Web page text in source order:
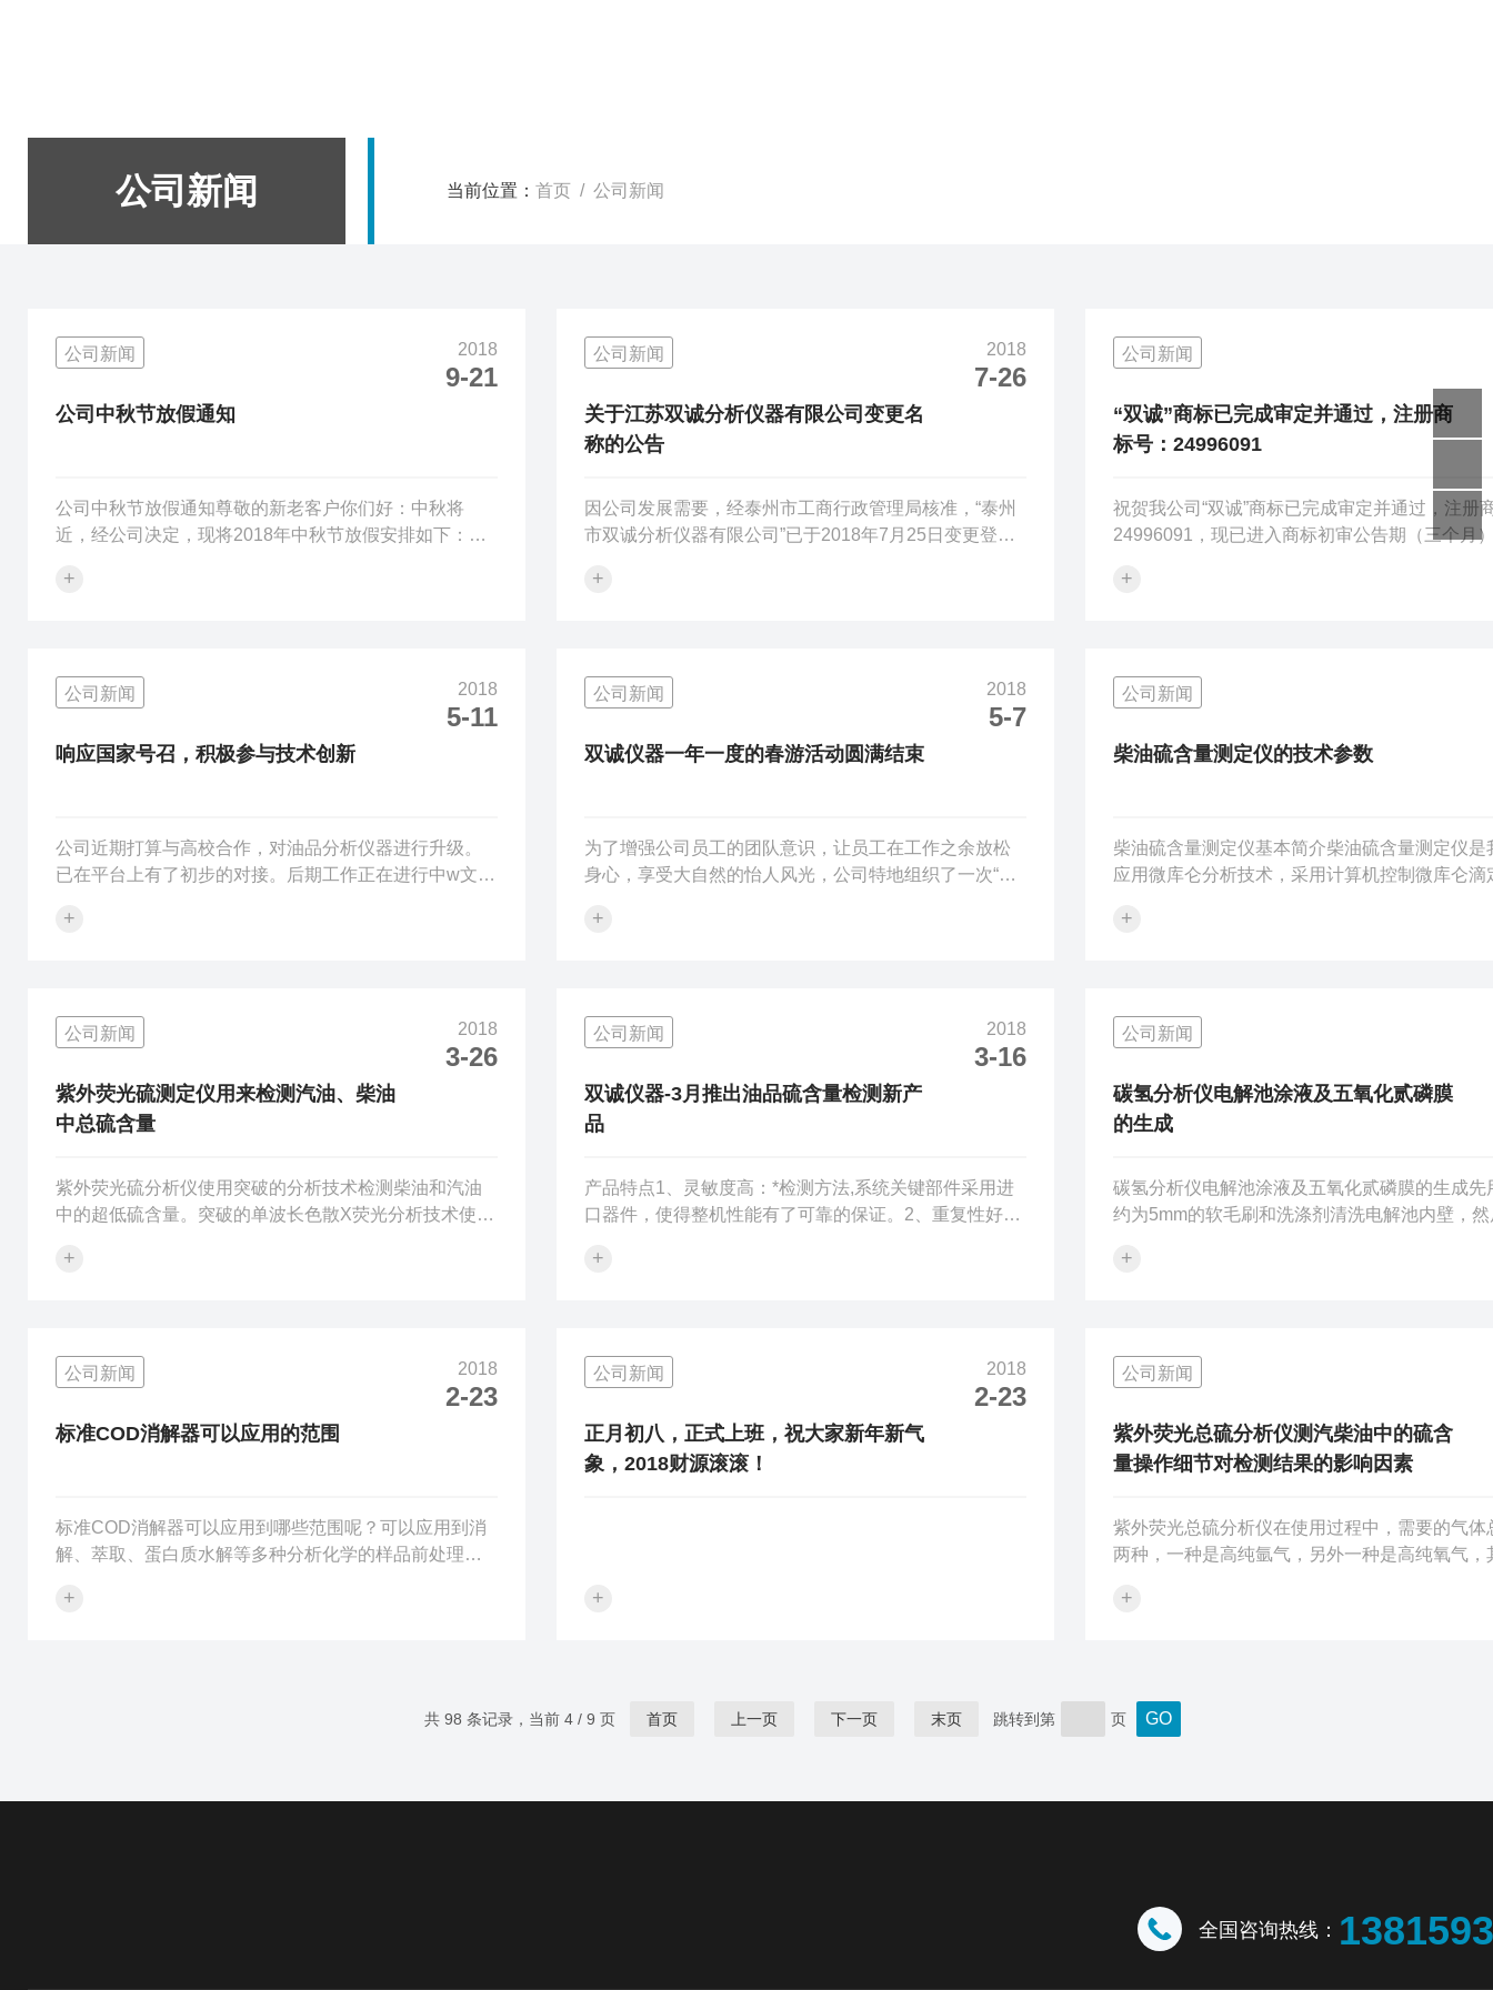
公司新闻 当前位置： 首页 / 公司新闻
公司新闻 2018
9-21
公司中秋节放假通知
公司中秋节放假通知尊敬的新老客户你们好：中秋将
近，经公司决定，现将2018年中秋节放假安排如下：
间，正常发货，公司有安排值班人员。提前祝大家中秋
+
公司新闻 2018
7-26
关于江苏双诚分析仪器有限公司变更名
称的公告
因公司发展需要，经泰州市工商行政管理局核准，“泰州
市双诚分析仪器有限公司”已于2018年7月25日变更登记
110.2万元增资为1080万元。公司名称变更后，公司业务
+
公司新闻
“双诚”商标已完成审定并通过，注册商
标号：24996091
祝贺我公司“双诚”商标已完成审定并通过，注册
24996091，现已进入商标初审公告期（三个月
产权它代表了企业的形象和声誉，也是企业的无
+
公司新闻 2018
5-11
响应国家号召，积极参与技术创新
公司近期打算与高校合作，对油品分析仪器进行升级。
已在平台上有了初步的对接。后期工作正在进行中w文章
+
公司新闻 2018
5-7
双诚仪器一年一度的春游活动圆满结束
为了增强公司员工的团队意识，让员工在工作之余放松
身心，享受大自然的怡人风光，公司特地组织了一次“厦
活，增强了部门之间的沟通协作，更让双诚仪器这个大
+
公司新闻
柴油硫含量测定仪的技术参数
柴油硫含量测定仪基本简介柴油硫含量测定仪是
应用微库仑分析技术，采用计算机控制微库仑滴
特点，可用于石油化工产品中微量硫、氯含量的
中，操作条件﹑分析参数和分析结果均在显示器
便日后调用、存档。柴油硫含量测定仪工作原理
+
公司新闻 2018
3-26
紫外荧光硫测定仪用来检测汽油、柴油
中总硫含量
紫外荧光硫分析仪使用突破的分析技术检测柴油和汽油
中的超低硫含量。突破的单波长色散X荧光分析技术使
柴油调和、汽油加氢、柴油加氢、汽油吸附脱硫等装置
度高：采用紫外荧光法测定总硫含量，提高了抗杂质干
扰的能力，避免了电量法对滴定池的繁锁操作和因此带
来的不稳定因素，使得仪...
+
公司新闻 2018
3-16
双诚仪器-3月推出油品硫含量检测新产
品
产品特点1、灵敏度高：*检测方法,系统关键部件采用进
口器件，使得整机性能有了可靠的保证。2、重复性好：
宽，紫外灯性能稳定，标准曲线可长期使用。4、线性范
动监测功能：自动监测温度、气体流量、气体压力、
PMT高压等，及时提示操作者排除故障，便于仪器的远
程维护，降低仪器的故障率，确保...
+
公司新闻
碳氢分析仪电解池涂液及五氧化贰磷膜
的生成
碳氢分析仪电解池涂液及五氧化贰磷膜的生成先
约为5mm的软毛刷和洗涤剂清洗电解池内壁，
并用热吹风吹干。此时，碳氢仪电解池的两铂极
用滤纸擦拭池口。边转动电解池，变用冷风吹至
池体的三分之二处时。倒出多余涂液，第三次...
+
公司新闻 2018
2-23
标准COD消解器可以应用的范围
标准COD消解器可以应用到哪些范围呢？可以应用到消
解、萃取、蛋白质水解等多种分析化学的样品前处理工
COD消解器加热时，热是由外向内通过器壁传导给试
消解器的功率有关，还与试样的组成、浓度以及所用试
+
公司新闻 2018
2-23
正月初八，正式上班，祝大家新年新气
象，2018财源滚滚！
+
公司新闻
紫外荧光总硫分析仪测汽柴油中的硫含
量操作细节对检测结果的影响因素
紫外荧光总硫分析仪在使用过程中，需要的气体
两种，一种是高纯氩气，另外一种是高纯氧气，
所以，载气的流速不要调的太高，太高会让样品
常情况下，检测汽油样品时，裂解氧为：450ml/
氧：50ml/min氩气：100ml/min。这样的流速，
+
共 98 条记录，当前 4 / 9 页 首页 上一页 下一页 末页 跳转到第 页
全国咨询热线：